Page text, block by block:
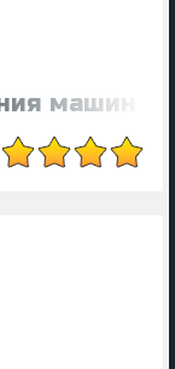
машин